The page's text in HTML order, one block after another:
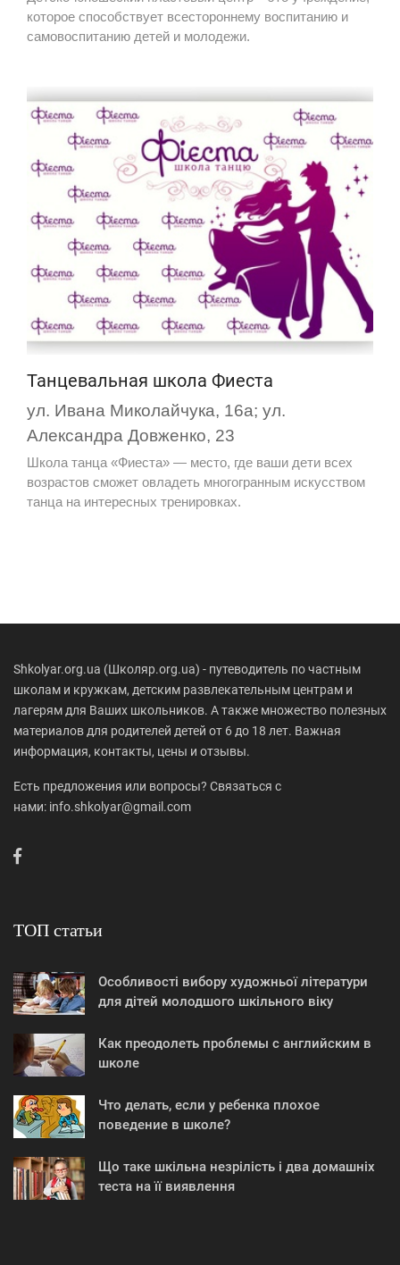
которое способствует всестороннему воспитанию и
самовоспитанию детей и молодежи.
Танцевальная школа Фиеста
ул. Ивана Миколайчука, 16а; ул.
Александра Довженко, 23
Школа танца «Фиеста» — место, где ваши дети всех
возрастов сможет овладеть многогранным искусством
танца на интересных тренировках.
Shkolyar.org.ua (Школяр.org.ua) - путеводитель по частным
школам и кружкам, детским развлекательным центрам и
лагерям для Ваших школьников. А также множество полезных
материалов для родителей детей от 6 до 18 лет. Важная
информация, контакты, цены и отзывы.
Есть предложения или вопросы? Связаться с
нами: info.shkolyar@gmail.com
ТОП статьи
Особливості вибору художньої літератури
для дітей молодшого шкільного віку
Как преодолеть проблемы с английским в
школе
Что делать, если у ребенка плохое
поведение в школе?
Що таке шкільна незрілість і два домашніх
теста на її виявлення